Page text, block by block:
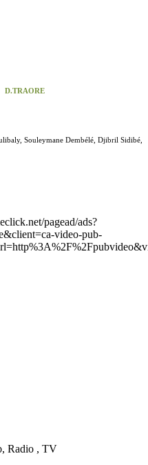
D.TRAORE
Souleymane Dembélé, Djibril Sidibé,
pagead/ads?
video-pub-
Radio , TV